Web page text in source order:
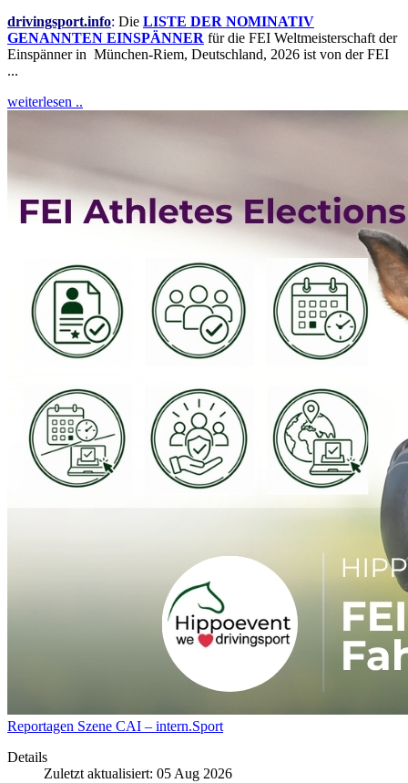
drivingsport.info: Die LISTE DER NOMINATIV
GENANNTEN EINSPÄNNER für die FEI Weltmeisterschaft der
Einspänner in München-Riem, Deutschland, 2026 ist von der FEI
...
weiterlesen ..
Reportagen Szene CAI – intern.Sport
Details
Zuletzt aktualisiert: 05 Aug 2026